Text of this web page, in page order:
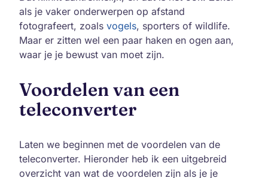
als je vaker onderwerpen op afstand
fotografeert, zoals vogels, sporters of wildlife.
Maar er zitten wel een paar haken en ogen aan,
waar je je bewust van moet zijn.
Voordelen van een
teleconverter
Laten we beginnen met de voordelen van de
teleconverter. Hieronder heb ik een uitgebreid
overzicht van wat de voordelen zijn als je je